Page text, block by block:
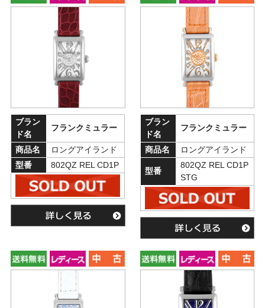
ブラン
ド名
フランクミュラー
商品名
ロングアイランド
型番
802QZ REL CD1P
ブラン
ド名
フランクミュラー
商品名 ロングアイランド
型番
802QZ REL CD1P
STG